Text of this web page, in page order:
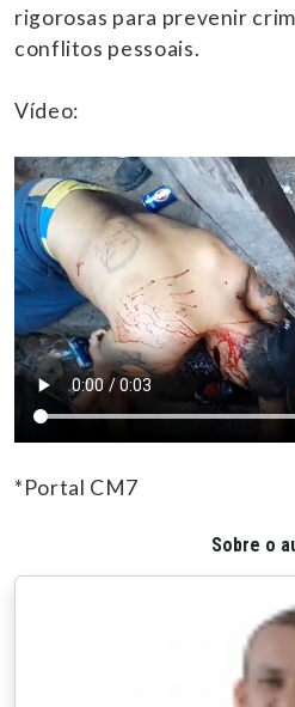
rigorosas para prevenir
conflitos pessoais.
Vídeo:
*Portal CM7
Sobre o